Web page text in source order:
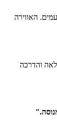
האווירה
והדרכה